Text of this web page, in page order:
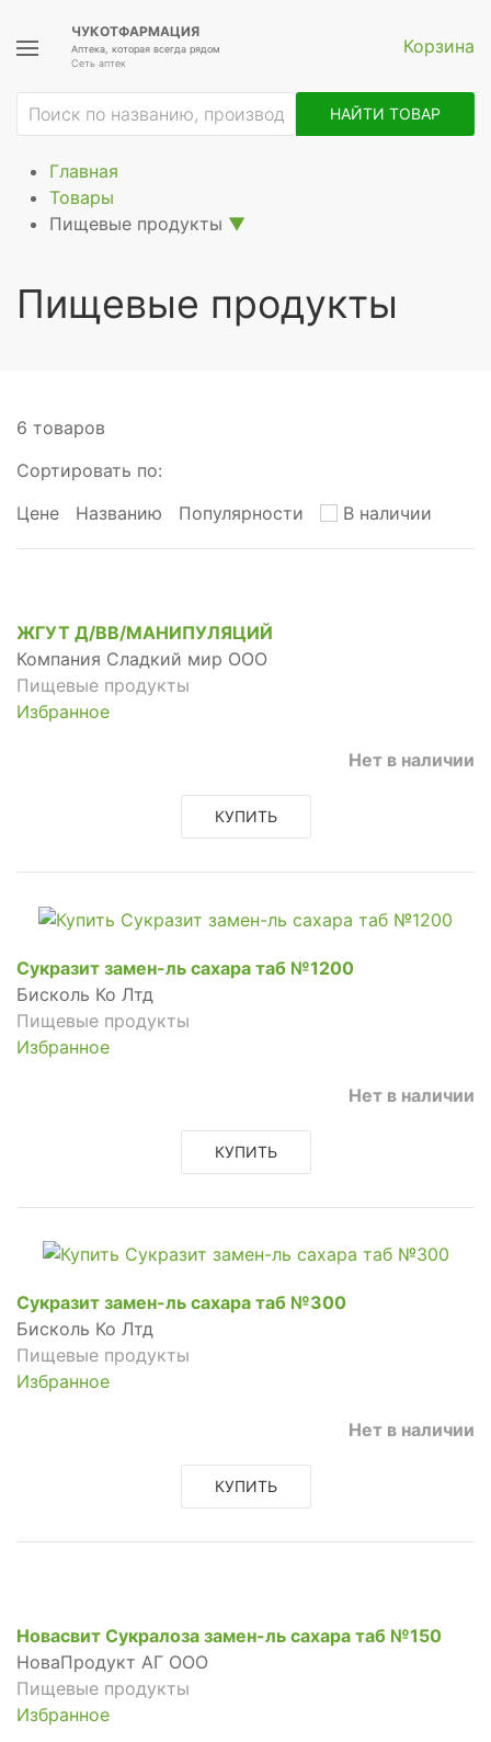
ЧУКОТФАРМАЦИЯ
Аптека, которая всегда рядом
Сеть аптек
Корзина
НАЙТИ ТОВАР
Главная
Товары
Пищевые продукты ▼
Пищевые продукты
6 товаров
Сортировать по:
Цене
Названию Популярности В наличии
ЖГУТ Д/ВВ/МАНИПУЛЯЦИЙ
Компания Сладкий мир ООО
Пищевые продукты
Избранное
Нет в наличии
КУПИТЬ
Сукразит замен-ль сахара таб №1200
Бисколь Ко Лтд
Пищевые продукты
Избранное
Нет в наличии
КУПИТЬ
Сукразит замен-ль сахара таб №300
Бисколь Ко Лтд
Пищевые продукты
Избранное
Нет в наличии
КУПИТЬ
Новасвит Сукралоза замен-ль сахара таб №150
НоваПродукт АГ ООО
Пищевые продукты
Избранное